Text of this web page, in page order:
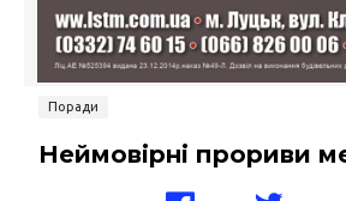
Поради
Неймовірні прориви